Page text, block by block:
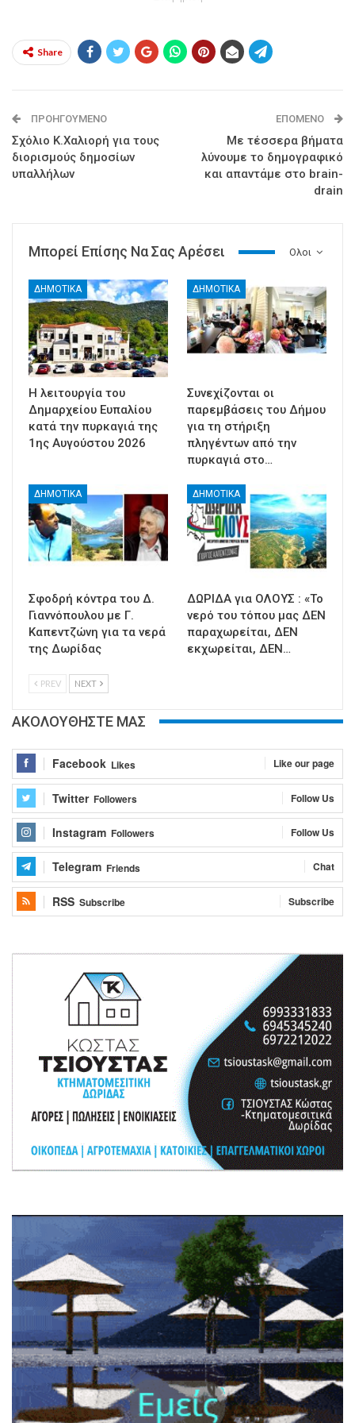
Share
ΠΡΟΗΓΟΎΜΕΝΟ
Σχόλιο Κ.Χαλιορή για τους
διορισμούς δημοσίων
υπαλλήλων
ΕΠΌΜΕΝΟ
Με τέσσερα βήματα
λύνουμε το δημογραφικό
και απαντάμε στο brain-
drain
Ολοι
Μπορεί Επίσης Να Σας Αρέσει
ΔΗΜΟΤΙΚΑ
Η λειτουργία του
Δημαρχείου Ευπαλίου
κατά την πυρκαγιά της
1ης Αυγούστου 2026
ΔΗΜΟΤΙΚΑ
Συνεχίζονται οι
παρεμβάσεις του Δήμου
για τη στήριξη
πληγέντων από την
πυρκαγιά στο…
ΔΗΜΟΤΙΚΑ
Σφοδρή κόντρα του Δ.
Γιαννόπουλου με Γ.
Καπεντζώνη για τα νερά
της Δωρίδας
ΔΗΜΟΤΙΚΑ
ΔΩΡΙΔΑ για ΟΛΟΥΣ : «Το
νερό του τόπου μας ΔΕΝ
παραχωρείται, ΔΕΝ
εκχωρείται, ΔΕΝ…
PREV NEXT
ΑΚΟΛΟΥΘΗΣΤΕ ΜΑΣ
Facebook Likes Like our page
Twitter Followers Follow Us
Instagram Followers Follow Us
Telegram Friends Chat
RSS Subscribe Subscribe